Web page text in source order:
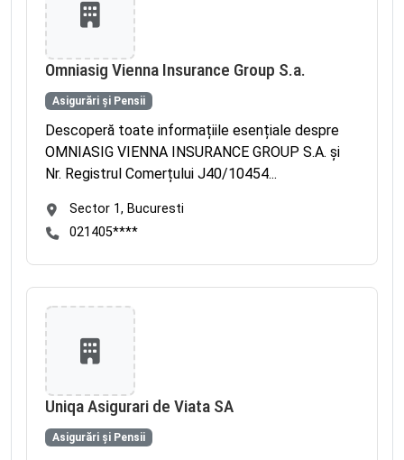
Omniasig Vienna Insurance Group S.a.
Asigurări și Pensii
Descoperă toate informațiile esențiale despre
OMNIASIG VIENNA INSURANCE GROUP S.A. și
Nr. Registrul Comerțului J40/10454...
Sector 1, Bucuresti
021405****
Uniqa Asigurari de Viata SA
Asigurări și Pensii